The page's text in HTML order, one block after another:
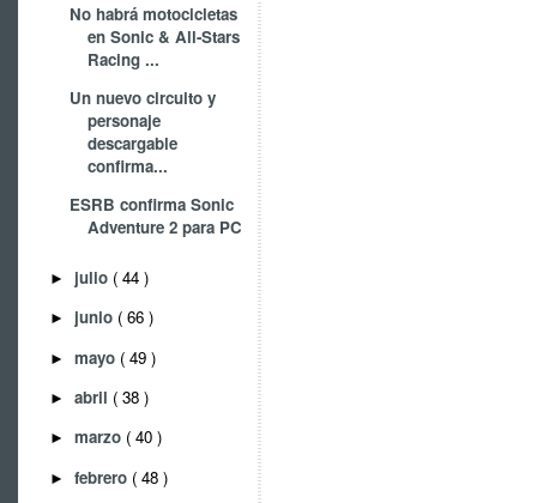
No habrá motocicletas
en Sonic & All-Stars
Racing ...
Un nuevo circuito y
personaje
descargable
confirma...
ESRB confirma Sonic
Adventure 2 para PC
► julio ( 44 )
► junio ( 66 )
► mayo ( 49 )
► abril ( 38 )
► marzo ( 40 )
► febrero ( 48 )